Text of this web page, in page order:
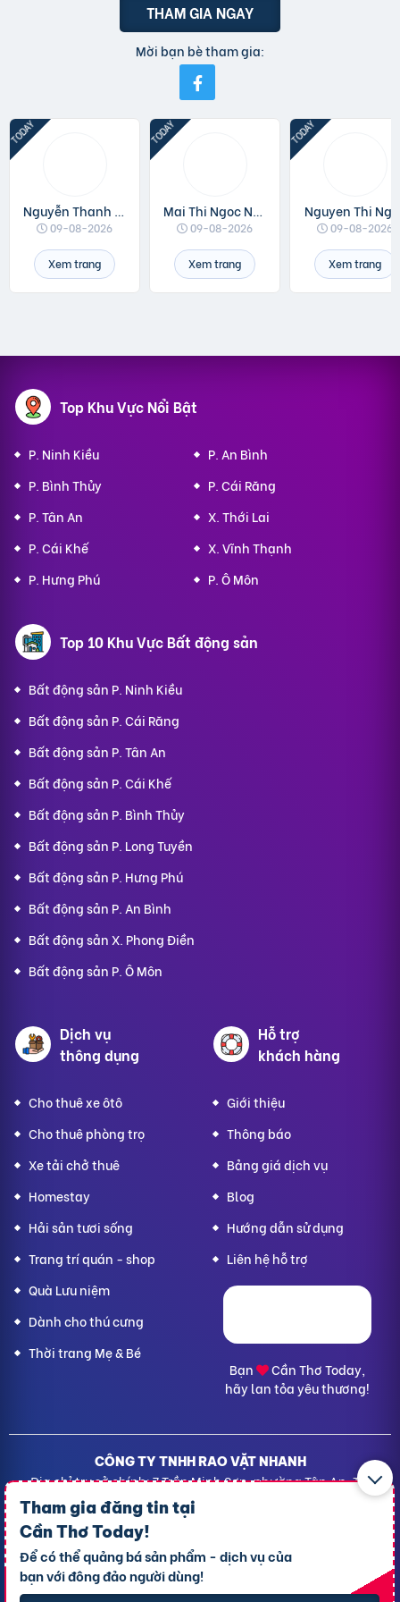
Tham gia đăng tin tại
Cần Thơ Today!
Để có thể quảng bá sản phẩm - dịch vụ của
bạn với đông đảo người dùng!
THAM GIA NGAY
Mời bạn bè tham gia:
Nguyễn Thanh Đồng
09-08-2026
Xem trang
Mai Thi Ngoc Ngan
09-08-2026
Xem trang
Nguyen Thi
09-08-2026
Xem trang
Top Khu Vực Nổi Bật
P. Ninh Kiều
P. An Bình
P. Bình Thủy
P. Cái Răng
P. Tân An
X. Thới Lai
P. Cái Khế
X. Vĩnh Thạnh
P. Hưng Phú
P. Ô Môn
Top 10 Khu Vực Bất động sản
Bất động sản P. Ninh Kiều
Bất động sản P. Cái Răng
Bất động sản P. Tân An
Bất động sản P. Cái Khế
Bất động sản P. Bình Thủy
Bất động sản P. Long Tuyền
Bất động sản P. Hưng Phú
Bất động sản P. An Bình
Bất động sản X. Phong Điền
Bất động sản P. Ô Môn
Dịch vụ
thông dụng
Cho thuê xe ôtô
Cho thuê phòng trọ
Xe tải chở thuê
Homestay
Hải sản tươi sống
Trang trí quán - shop
Quà Lưu niệm
Dành cho thú cưng
Thời trang Mẹ & Bé
Hỗ trợ
khách hàng
Giới thiệu
Thông báo
Bảng giá dịch vụ
Blog
Hướng dẫn sử dụng
Liên hệ hỗ trợ
Bạn
Cần Thơ Today,
hãy lan tỏa yêu thương!
CÔNG TY TNHH RAO VẶT NHANH
Địa chỉ trụ sở chính: 7 Trần Minh Sơn, phường Tân An, TP.
Cần Thơ
Giấy CNĐKDN: 1801717351 – Ngày cấp: 24/01/2022 - Cơ
quan cấp: Phòng Đăng ký kinh doanh – Sở kế hoạch và
Đầu tư TP. Cần Thơ
Liên hệ hỗ trợ- Hotline: